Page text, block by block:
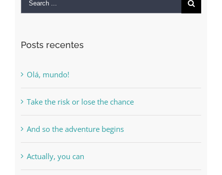
Posts recentes
Olá, mundo!
Take the risk or lose the chance
And so the adventure begins
Actually, you can